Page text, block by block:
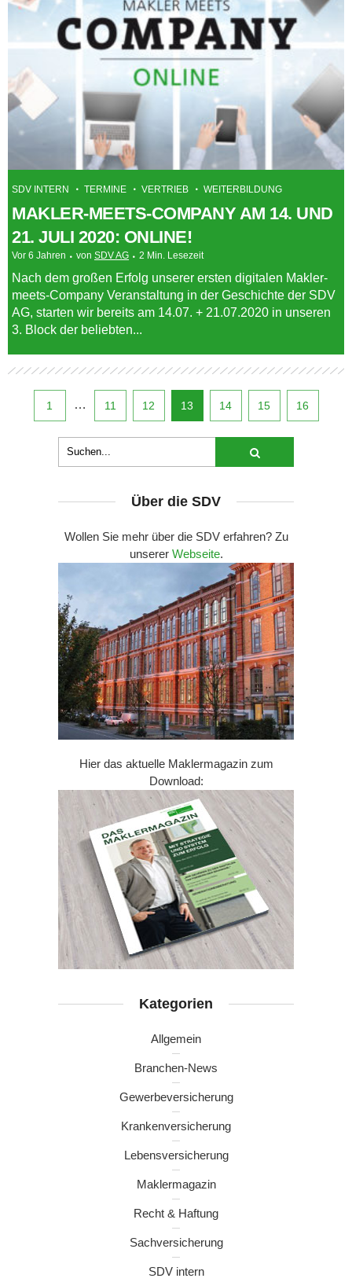
SDV INTERN TERMINE VERTRIEB WEITERBILDUNG
MAKLER-MEETS-COMPANY AM 14. UND
21. JULI 2020: ONLINE!
Vor 6 Jahren von SDV AG 2 Min. Lesezeit
Nach dem großen Erfolg unserer ersten digitalen Makler-
meets-Company Veranstaltung in der Geschichte der SDV
AG, starten wir bereits am 14.07. + 21.07.2020 in unseren
3. Block der beliebten...
1 … 11 12 13 14 15 16
Über die SDV
Wollen Sie mehr über die SDV erfahren? Zu
unserer Webseite.
Hier das aktuelle Maklermagazin zum
Download:
Kategorien
Allgemein
Branchen-News
Gewerbeversicherung
Krankenversicherung
Lebensversicherung
Maklermagazin
Recht & Haftung
Sachversicherung
SDV intern